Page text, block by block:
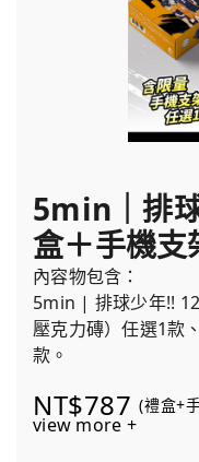
5min｜排
盒＋手機支
內容物包含：
5min | 排球少年!!
壓克力磚）任選1款
款。
NT$787 (禮盒+
view more +